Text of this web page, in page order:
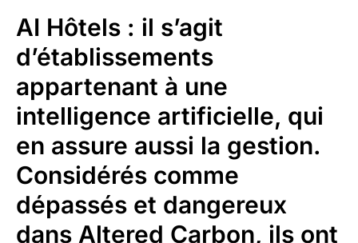
AI Hôtels : il s’agit
d’établissements
appartenant à une
intelligence artificielle, qui
en assure aussi la gestion.
Considérés comme
dépassés et dangereux
dans Altered Carbon, ils ont